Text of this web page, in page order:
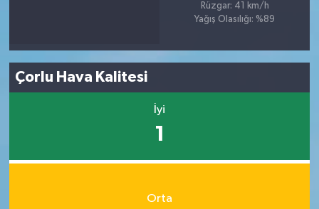
Rüzgar: 41 km/h
Yağış Olasılığı: %89
Çorlu Hava Kalitesi
İyi
1
Orta